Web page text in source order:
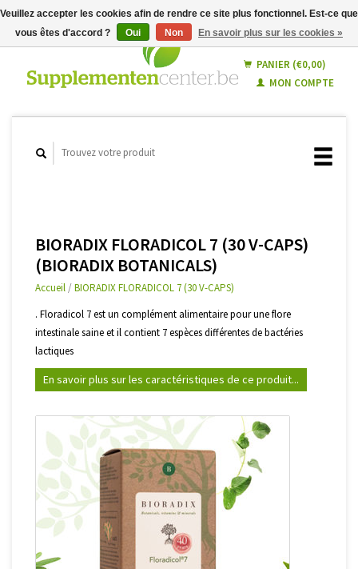
Français
PANIER (€0,00)
MON COMPTE
BIORADIX FLORADICOL 7 (30 V-CAPS)
(BIORADIX BOTANICALS)
Accueil /BIORADIX FLORADICOL 7 (30 V-CAPS)
. Floradicol 7 est un complément alimentaire pour une flore
intestinale saine et il contient 7 espèces différentes de bactéries
lactiques
En savoir plus sur les caractéristiques de ce produit...
Veuillez accepter les cookies afin de rendre ce site plus fonctionnel. Est-ce que
vous êtes d'accord ?
Oui Non En savoir plus sur les cookies »